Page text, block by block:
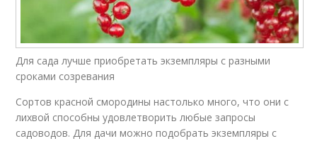
Для сада лучше приобретать экземпляры с разными
сроками созревания
Сортов красной смородины настолько много, что они с
лихвой способны удовлетворить любые запросы
садоводов. Для дачи можно подобрать экземпляры с